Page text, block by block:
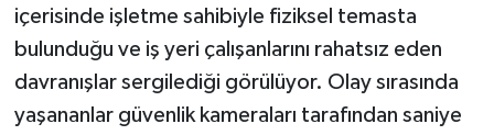
içerisinde işletme sahibiyle fiziksel temasta
bulunduğu ve iş yeri çalışanlarını rahatsız eden
davranışlar sergilediği görülüyor. Olay sırasında
yaşananlar güvenlik kameraları tarafından saniye